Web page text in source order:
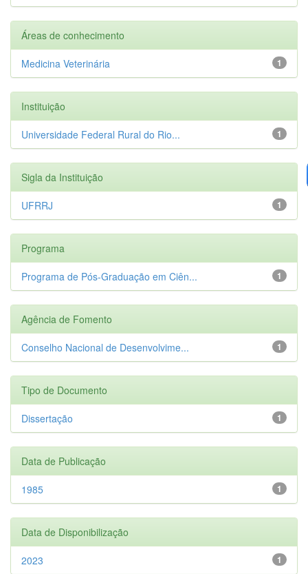
Áreas de conhecimento
1
Medicina Veterinária
Instituição
1
Universidade Federal Rural do Rio...
Sigla da Instituição
1
UFRRJ
Programa
1
Programa de Pós-Graduação em Ciên...
Agência de Fomento
1
Conselho Nacional de Desenvolvime...
Tipo de Documento
1
Dissertação
Data de Publicação
1
1985
Data de Disponibilização
1
2023